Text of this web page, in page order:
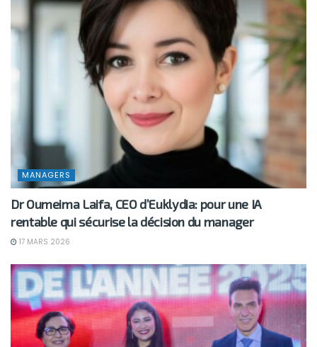
MANAGERS
Dr Oumeima Laifa, CEO d’Euklydia: pour une IA
rentable qui sécurise la décision du manager
17 MARS 2026